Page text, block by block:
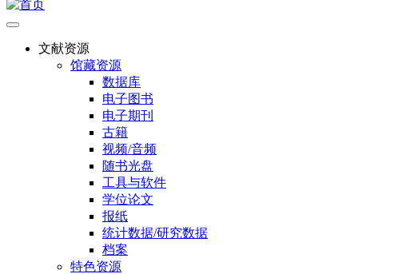
文献资源
馆藏资源
数据库
电子图书
电子期刊
古籍
视频/音频
随书光盘
工具与软件
学位论文
报纸
统计数据/研究数据
档案
特色资源